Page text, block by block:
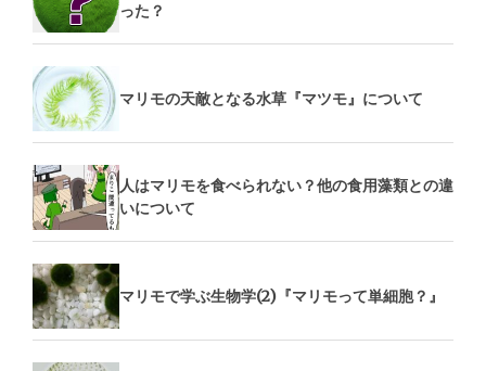
った？
マリモの天敵となる水草『マツモ』について
人はマリモを食べられない？他の食用藻類との違
いについて
マリモで学ぶ生物学(2)『マリモって単細胞？』